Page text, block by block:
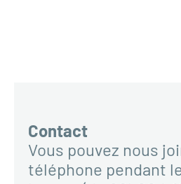
Contact
Vous pouvez nous
téléphone pendant